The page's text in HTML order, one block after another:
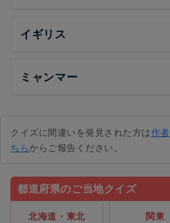
イギリス
ミャンマー
クイズに間違いを発見された方は作者
ちらからご報告ください。
都道府県のご当地クイズ
北海道・東北 関東